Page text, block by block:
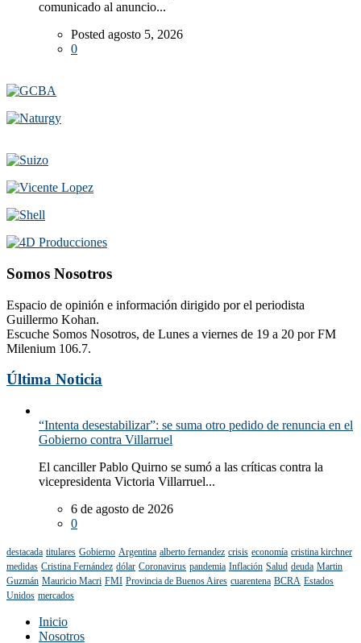
comunicado al anuncio...
Posted agosto 5, 2026
0
Somos Nosotros
Espacio de opinión e información dirigido por el periodista
Guillermo Kohan.
Escuche Somos Nosotros, de Lunes a viernes de 19 a 20 por FM
Milenium 106.7.
Última Noticia
“Intenta desestabilizar”: se suma otro pedido de renuncia en el
Gobierno contra Villarruel
El canciller Pablo Quirno se sumó a las críticas contra la
vicepresidenta Victoria Villarruel...
6 de agosto de 2026
0
destacada titulares Gobierno Argentina alberto fernandez crisis economía cristina kirchner
medidas Cristina Fernández dólar Coronavirus pandemia Inflación Salud deuda Martin
Guzmán Mauricio Macri FMI Provincia de Buenos Aires cuarentena BCRA Estados
Unidos mercados
Inicio
Nosotros